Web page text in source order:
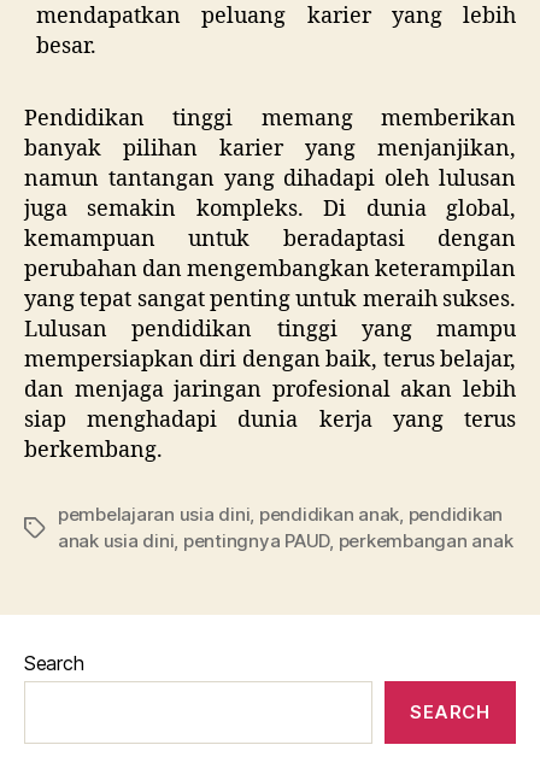
mendapatkan peluang karier yang lebih
besar.
Pendidikan tinggi memang memberikan
banyak pilihan karier yang menjanjikan,
namun tantangan yang dihadapi oleh lulusan
juga semakin kompleks. Di dunia global,
kemampuan untuk beradaptasi dengan
perubahan dan mengembangkan keterampilan
yang tepat sangat penting untuk meraih sukses.
Lulusan pendidikan tinggi yang mampu
mempersiapkan diri dengan baik, terus belajar,
dan menjaga jaringan profesional akan lebih
siap menghadapi dunia kerja yang terus
berkembang.
Tags
pembelajaran usia dini, pendidikan anak, pendidikan
anak usia dini, pentingnya PAUD, perkembangan anak
Search
SEARCH